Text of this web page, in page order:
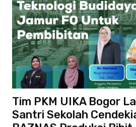
Tim PKM UIKA Bogor
Santri Sekolah